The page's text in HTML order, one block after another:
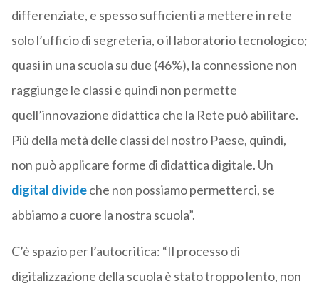
differenziate, e spesso sufficienti a mettere in rete
solo l’ufficio di segreteria, o il laboratorio tecnologico;
quasi in una scuola su due (46%), la connessione non
raggiunge le classi e quindi non permette
quell’innovazione didattica che la Rete può abilitare.
Più della metà delle classi del nostro Paese, quindi,
non può applicare forme di didattica digitale. Un
digital divideche non possiamo permetterci, se
abbiamo a cuore la nostra scuola”.
C’è spazio per l’autocritica: “Il processo di
digitalizzazione della scuola è stato troppo lento, non